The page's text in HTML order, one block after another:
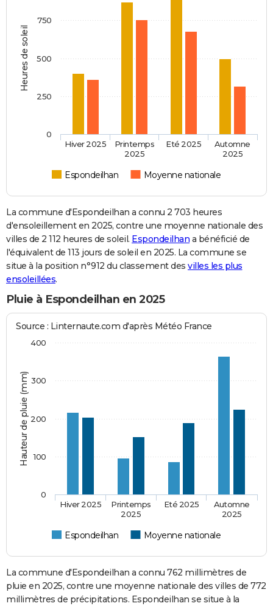
Heures de soleil
Espondeilhan Moyenne nationale
Hiver 2025
Printemps
2025
Eté 2025
Automne
2025
0
250
500
750
La commune d'Espondeilhan a connu 2 703 heures
d'ensoleillement en 2025, contre une moyenne nationale des
villes de 2 112 heures de soleil. Espondeilhan a bénéficié de
l'équivalent de 113 jours de soleil en 2025. La commune se
situe à la position n°912 du classement des villes les plus
ensoleillées.
Pluie à Espondeilhan en 2025
Hauteur de pluie (mm)
Source : Linternaute.com d'après Météo France
Espondeilhan Moyenne nationale
Hiver 2025
Printemps
2025
Eté 2025
Automne
2025
0
100
200
300
400
La commune d'Espondeilhan a connu 762 millimètres de
pluie en 2025, contre une moyenne nationale des villes de 772
millimètres de précipitations. Espondeilhan se situe à la